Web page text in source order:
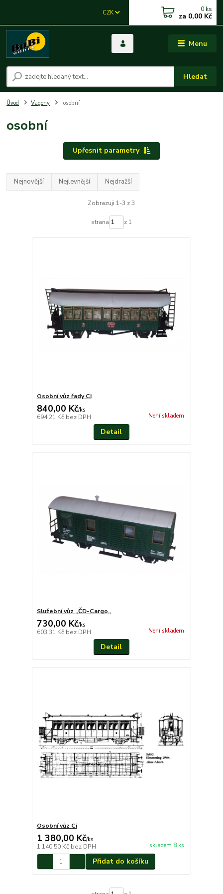
Menu
CZK
Hledat
0 ks
za 0,00 Kč
Úvod Vagony osobní
osobní
Upřesnit parametry
Nejnovější Nejlevnější Nejdražší
Zobrazuji 1-3 z 3
strana z 1
Osobní vůz řady Ci
840,00 Kč/ks
694,21 Kč bez DPH Není skladem
Detail
Služební vůz ,,ČD-Cargo,,
730,00 Kč/ks
603,31 Kč bez DPH Není skladem
Detail
Osobní vůz Ci
1 380,00 Kč/ks
1 140,50 Kč bez DPH skladem 8 ks
Přidat do košíku